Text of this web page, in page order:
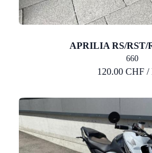
APRILIA RS/RST/
660
120.00 CHF /